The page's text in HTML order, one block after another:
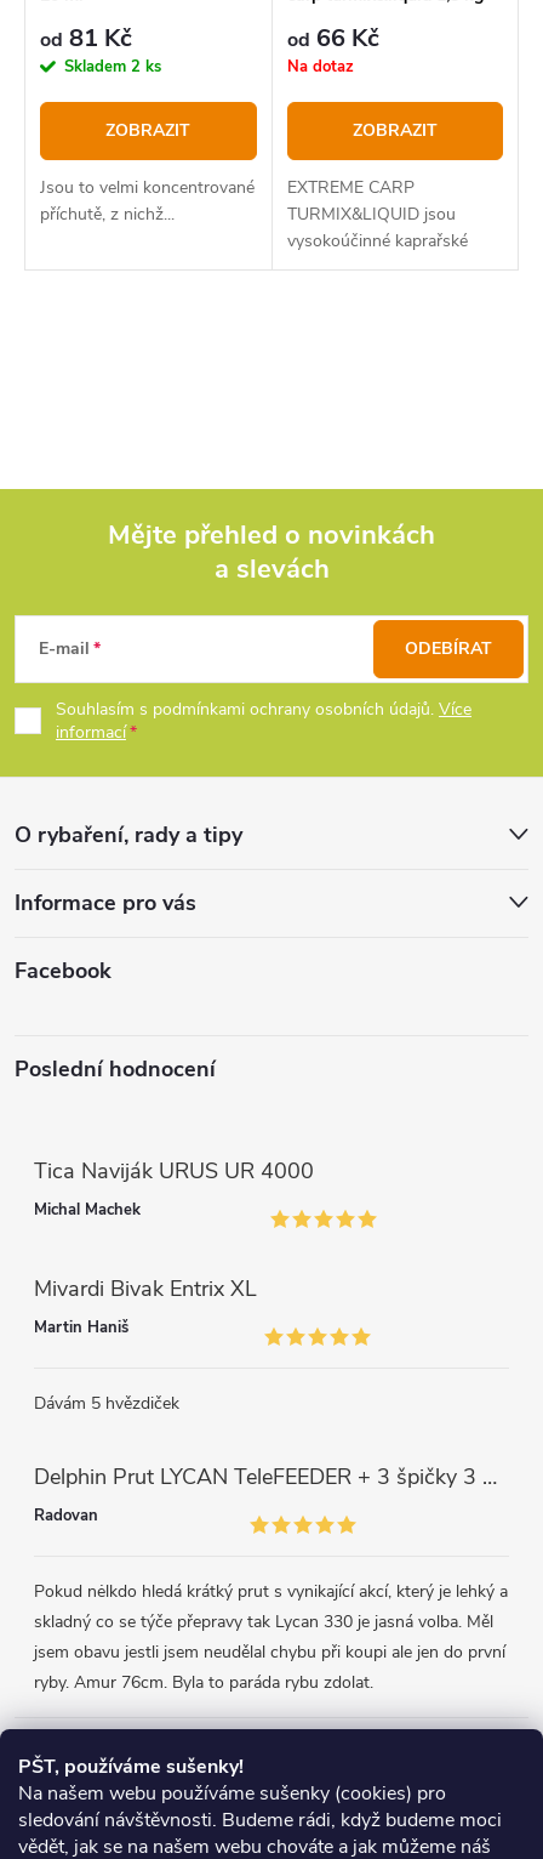
PŠT, používáme sušenky!
Na našem webu používáme sušenky (cookies) pro
sledování návštěvnosti. Budeme rádi, když budeme moci
vědět, jak se na našem webu chováte a jak můžeme náš
od 81 Kč
Skladem 2 ks
ZOBRAZIT
Jsou to velmi koncentrované
příchutě, z nichž...
od 66 Kč
Na dotaz
ZOBRAZIT
EXTREME CARP
TURMIX&LIQUID jsou
vysokoúčinné kaprařské
aditiva.
á
c
í
p
r
v
y
v
p
s
u
p
a
Mějte přehled o novinkách
a slevách
E-mail
Souhlasím s podmínkami ochrany osobních údajů. Více
informací
ODEBÍRAT
O rybaření, rady a tipy
Informace pro vás
Facebook
Poslední hodnocení
Tica Naviják URUS UR 4000
Michal Machek
Mivardi Bivak Entrix XL
Martin Haniš
Dávám 5 hvězdiček
Delphin Prut LYCAN TeleFEEDER + 3 špičky 3 m, 80 g
Radovan
Pokud nėlkdo hledá krátký prut s vynikající akcí, který je lehký a
skladný co se týče přepravy tak Lycan 330 je jasná volba. Měl
jsem obavu jestli jsem neudělal chybu při koupi ale jen do první
ryby. Amur 76cm. Byla to paráda rybu zdolat.
Přijímáme online platby